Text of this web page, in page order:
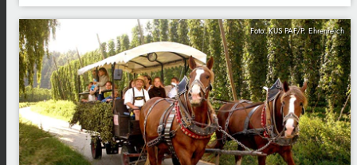
Foto: KUS PAF/P. Ehrenreich